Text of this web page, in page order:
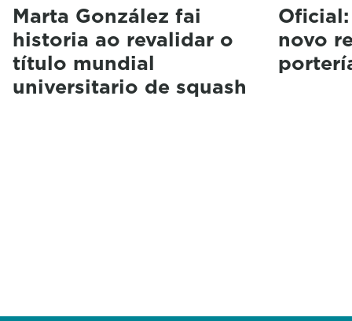
Marta González fai
historia ao revalidar o
título mundial
universitario de squash
novo